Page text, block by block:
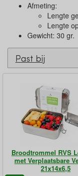
Afmeting:
Lengte
Lengte
Gewicht: 30 gr.
Past bij
Broodtrommel RVS
met Verplaatsbare
21x14x6,5